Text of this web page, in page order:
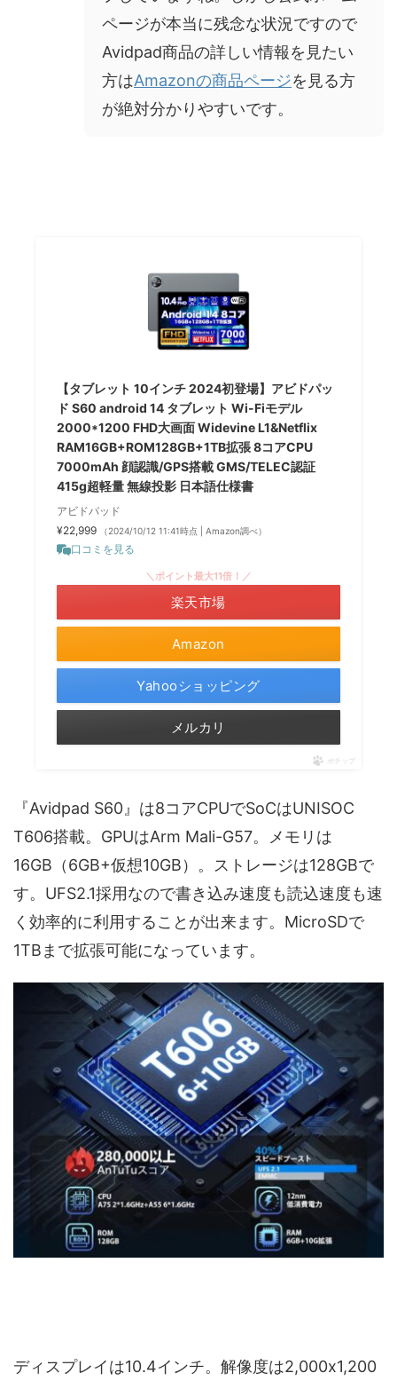
ページが本当に残念な状況ですので
Avidpad商品の詳しい情報を見たい
方はAmazonの商品ページを見る方
が絶対分かりやすいです。
【タブレット 10インチ 2024初登場】アビドパッ
ド S60 android 14 タブレット Wi-Fiモデル
2000*1200 FHD大画面 Widevine L1&Netflix
RAM16GB+ROM128GB+1TB拡張 8コアCPU
7000mAh 顔認識/GPS搭載 GMS/TELEC認証
415g超軽量 無線投影 日本語仕様書
アビドパッド
¥22,999
（2024/10/12 11:41時点 | Amazon調べ）
口コミを見る
Amazon
＼ポイント最大11倍！／
楽天市場
Yahooショッピング
メルカリ
ポチップ
『Avidpad S60』は8コアCPUでSoCはUNISOC
T606搭載。GPUはArm Mali-G57。メモリは
16GB（6GB+仮想10GB）。ストレージは128GBで
す。UFS2.1採用なので書き込み速度も読込速度も速
く効率的に利用することが出来ます。MicroSDで
1TBまで拡張可能になっています。
ディスプレイは10.4インチ。解像度は2,000x1,200